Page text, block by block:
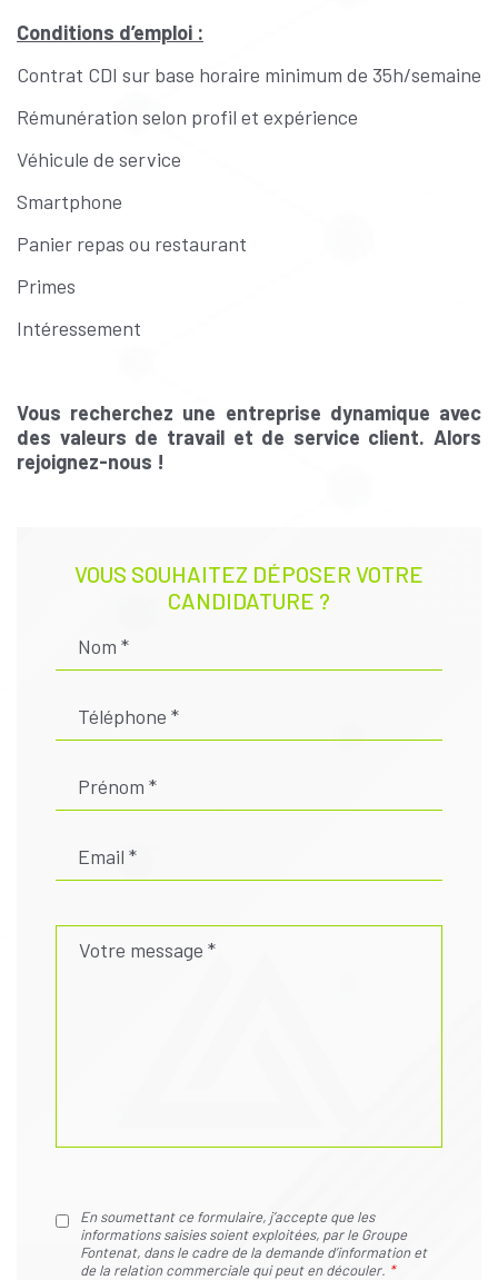
Conditions d’emploi :
Contrat CDI sur base horaire minimum de 35h/semaine
Rémunération selon profil et expérience
Véhicule de service
Smartphone
Panier repas ou restaurant
Primes
Intéressement
Vous recherchez une entreprise dynamique avec
des valeurs de travail et de service client. Alors
rejoignez-nous !
VOUS SOUHAITEZ DÉPOSER VOTRE
CANDIDATURE ?
En soumettant ce formulaire, j’accepte que les
informations saisies soient exploitées, par le Groupe
Fontenat, dans le cadre de la demande d’information et
de la relation commerciale qui peut en découler. *